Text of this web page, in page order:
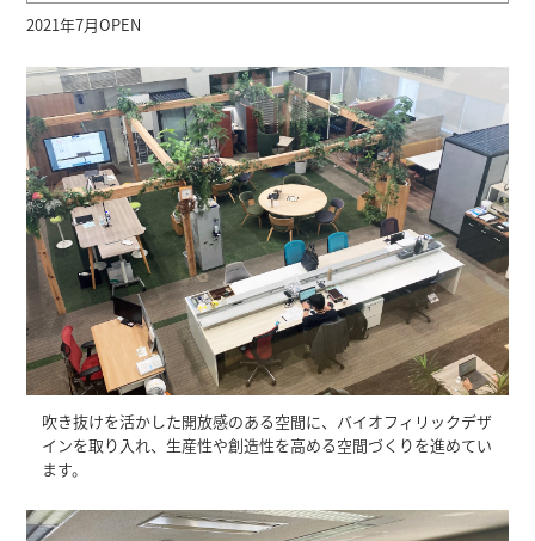
2021年7月OPEN
吹き抜けを活かした開放感のある空間に、バイオフィリックデザ
インを取り入れ、生産性や創造性を高める空間づくりを進めてい
ます。